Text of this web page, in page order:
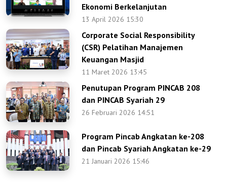
Ekonomi Berkelanjutan
13 April 2026 15:30
Corporate Social Responsibility
(CSR) Pelatihan Manajemen
Keuangan Masjid
11 Maret 2026 13:45
Penutupan Program PINCAB 208
dan PINCAB Syariah 29
26 Februari 2026 14:51
Program Pincab Angkatan ke-208
dan Pincab Syariah Angkatan ke-29
21 Januari 2026 15:46